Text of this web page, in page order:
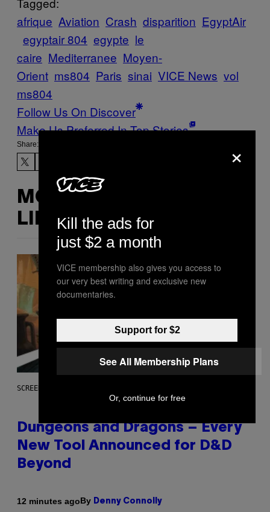
afrique Aviation Crash disparition EgyptAir
egyptair 804 egypte le
caire Mediterranee Moyen-
Orient ms804 Paris sinai VICE News vol
ms804
Follow Us On Discover
Make Us Preferred In Top Stories
Share:
MORE
LIKE THIS
SCREENSHOT: WIZARDS OF THE COAST
Dungeons and Dragons – Every
New Tool Announced for D&D
Beyond
12 minutes agoBy Denny Connolly
×
Kill the ads for
just $2 a month
VICE membership also gives you access to
our very best writing and exclusive new
documentaries.
Support for $2
See All Membership Plans
Or, continue for free